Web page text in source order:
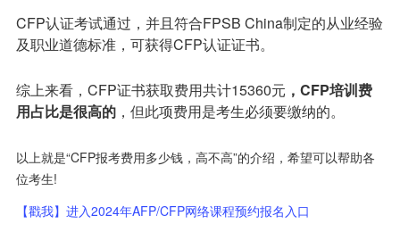
CFP认证考试通过，并且符合FPSB China制定的从业经验
及职业道德标准，可获得CFP认证证书。
综上来看，CFP证书获取费用共计15360元 ，CFP培训费
用占比是很高的，但此项费用是考生必须要缴纳的。
以上就是“CFP报考费用多少钱，高不高”的介绍，希望可以帮助各
位考生!
【戳我】进入2024年AFP/CFP网络课程预约报名入口